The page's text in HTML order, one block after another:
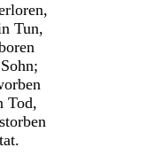
Tun,
Tod,